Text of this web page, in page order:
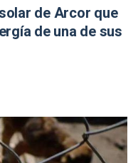
de Arcor que
de una de sus